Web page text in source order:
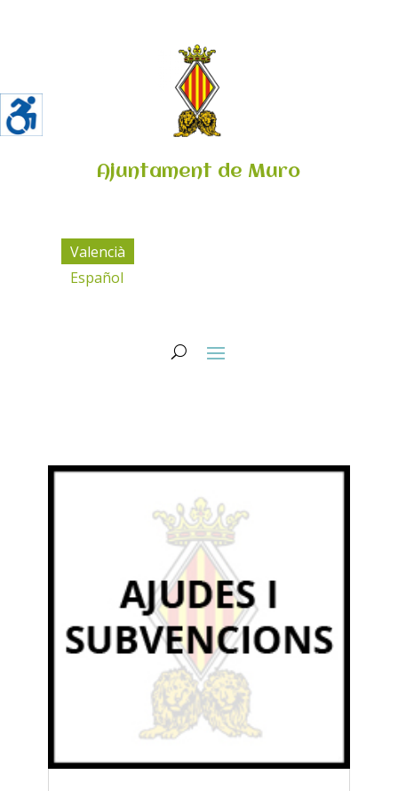
Ajuntament de Muro
Valencià
Español